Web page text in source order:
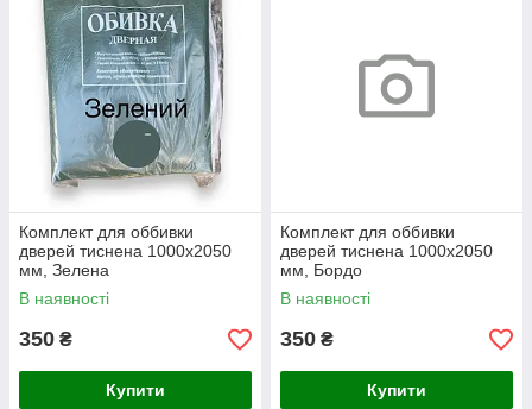
Комплект для оббивки
дверей тиснена 1000х2050
мм, Зелена
В наявності
350 ₴
Купити
Комплект для оббивки
дверей тиснена 1000х2050
мм, Бордо
В наявності
350 ₴
Купити